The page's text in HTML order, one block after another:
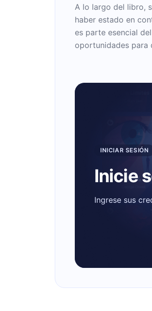
A lo largo del libro,
haber estado en
es parte esencial
oportunidades para
INICIAR SESIÓN
Inicie
Ingrese sus